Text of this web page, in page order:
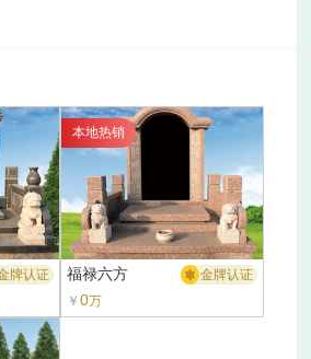
牌认证
本地热销
福禄六方
金牌认证
￥ 0万